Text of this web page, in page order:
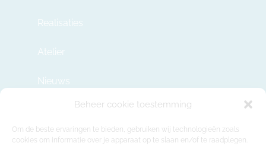
Beheer cookie toestemming
Om de beste ervaringen te bieden, gebruiken wij technologieën zoals
cookies om informatie over je apparaat op te slaan en/of te raadplegen.
Realisaties
Atelier
Nieuws